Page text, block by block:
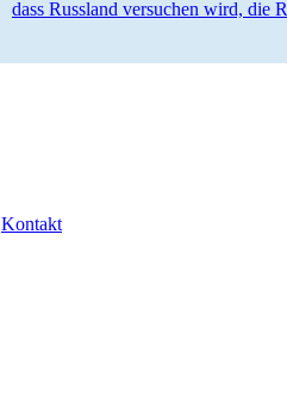
dass Russland versuchen wird, die
Kontakt